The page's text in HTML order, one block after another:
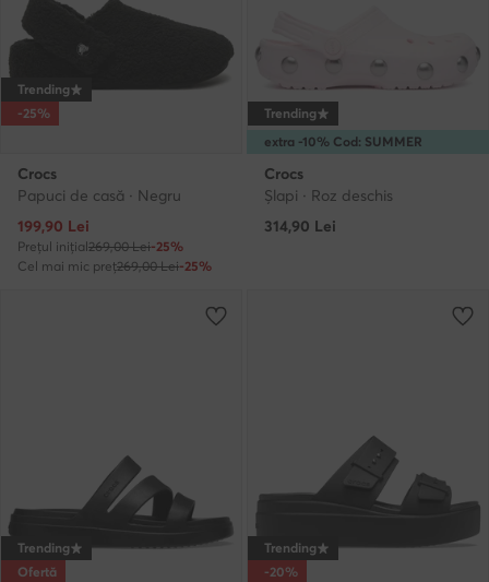
Trending
-25%
Crocs
Papuci de casă · Negru
Prețul actual
199,90 Lei
Prețul inițial269,00 Lei-25%
Cel mai mic preț269,00 Lei-25%
extra -10% Cod: SUMMER
Trending
Crocs
Şlapi · Roz deschis
314,90 Lei
Trending
Ofertă
Trending
-20%